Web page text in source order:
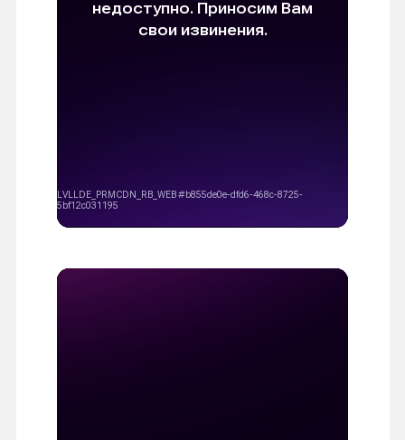
ПОСМОТРЕТЬ БОЛЬШЕ РАБОТ